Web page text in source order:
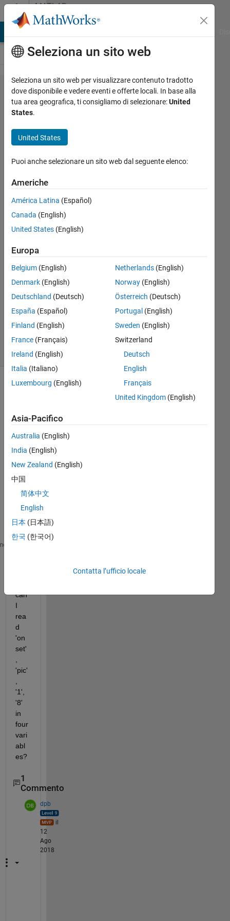
Vai al contenutoMATLAB
Answers
Extract
Variables
mixed
Azar
12 Ago
2018
2
accettata
Aggiornato
12 Ago
2018
2
Visualizzazioni
(30 giorni)
Hi
this
stri
ng
can
I
rea
d
'on
set'
'pic'
'1',
'8'
in
four
vari
abl
es?
1
Commento
dpb
il
12
Ago
2018
Seleziona un sito web
Seleziona un sito web per visualizzare contenuto tradotto
dove disponibile e vedere eventi e offerte locali. In base alla
tua area geografica, ti consigliamo di selezionare:United
States.
United States
Puoi anche selezionare un sito web dal seguente elenco:
Americhe
América Latina (Español)
Canada (English)
United States (English)
Europa
Belgium (English)
Denmark (English)
Deutschland (Deutsch)
España (Español)
Finland (English)
France (Français)
Ireland (English)
Italia (Italiano)
Luxembourg (English)
Netherlands(English)
Norway(English)
Österreich (Deutsch)
Portugal (English)
Sweden (English)
Switzerland
Deutsch
English
Français
United Kingdom(English)
Asia-Pacifico
Australia (English)
India (English)
New Zealand (English)
中国
简体中文
English
日本 (日本語)
한국 (한국어)
Contatta l’ufficio locale